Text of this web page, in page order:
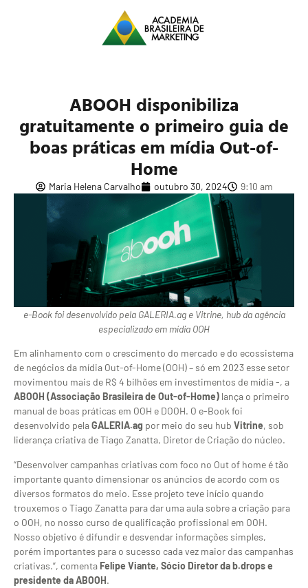
ABOOH disponibiliza
gratuitamente o primeiro guia de
boas práticas em mídia Out-of-
Home
Maria Helena Carvalho outubro 30, 2024 9:10 am
e-Book foi desenvolvido pela GALERIA.ag e Vitrine, hub da agência
especializado em mídia OOH
Em alinhamento com o crescimento do mercado e do ecossistema
de negócios da mídia Out-of-Home (OOH) – só em 2023 esse setor
movimentou mais de R$ 4 bilhões em investimentos de mídia -, a
ABOOH (Associação Brasileira de Out-of-Home) lança o primeiro
manual de boas práticas em OOH e DOOH. O e-Book foi
desenvolvido pelaGALERIA.ag por meio do seu hub Vitrine, sob
liderança criativa de Tiago Zanatta, Diretor de Criação do núcleo.
“Desenvolver campanhas criativas com foco no Out of home é tão
importante quanto dimensionar os anúncios de acordo com os
diversos formatos do meio. Esse projeto teve início quando
trouxemos o Tiago Zanatta para dar uma aula sobre a criação para
o OOH, no nosso curso de qualificação profissional em OOH.
Nosso objetivo é difundir e desvendar informações simples,
porém importantes para o sucesso cada vez maior das campanhas
criativas.”, comenta Felipe Viante, Sócio Diretor da b.drops e
presidente da ABOOH.